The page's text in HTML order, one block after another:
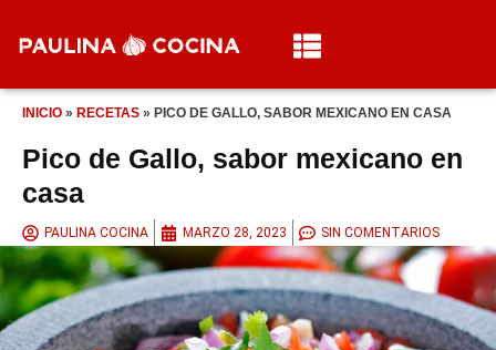
INICIO » RECETAS » PICO DE GALLO, SABOR MEXICANO EN CASA
Pico de Gallo, sabor mexicano en
casa
PAULINA COCINA MARZO 28, 2023 SIN COMENTARIOS